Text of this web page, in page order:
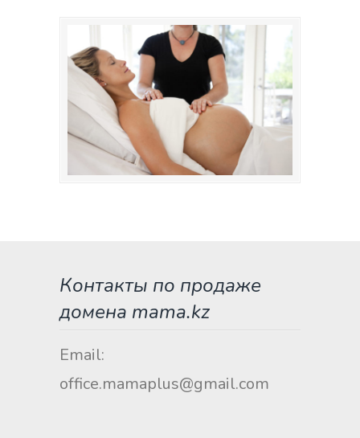
Контакты по продаже
домена mama.kz
Email:
office.mamaplus@gmail.com